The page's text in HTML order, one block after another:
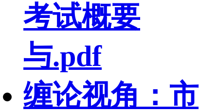
考试概要
与.pdf
缠论视角：市